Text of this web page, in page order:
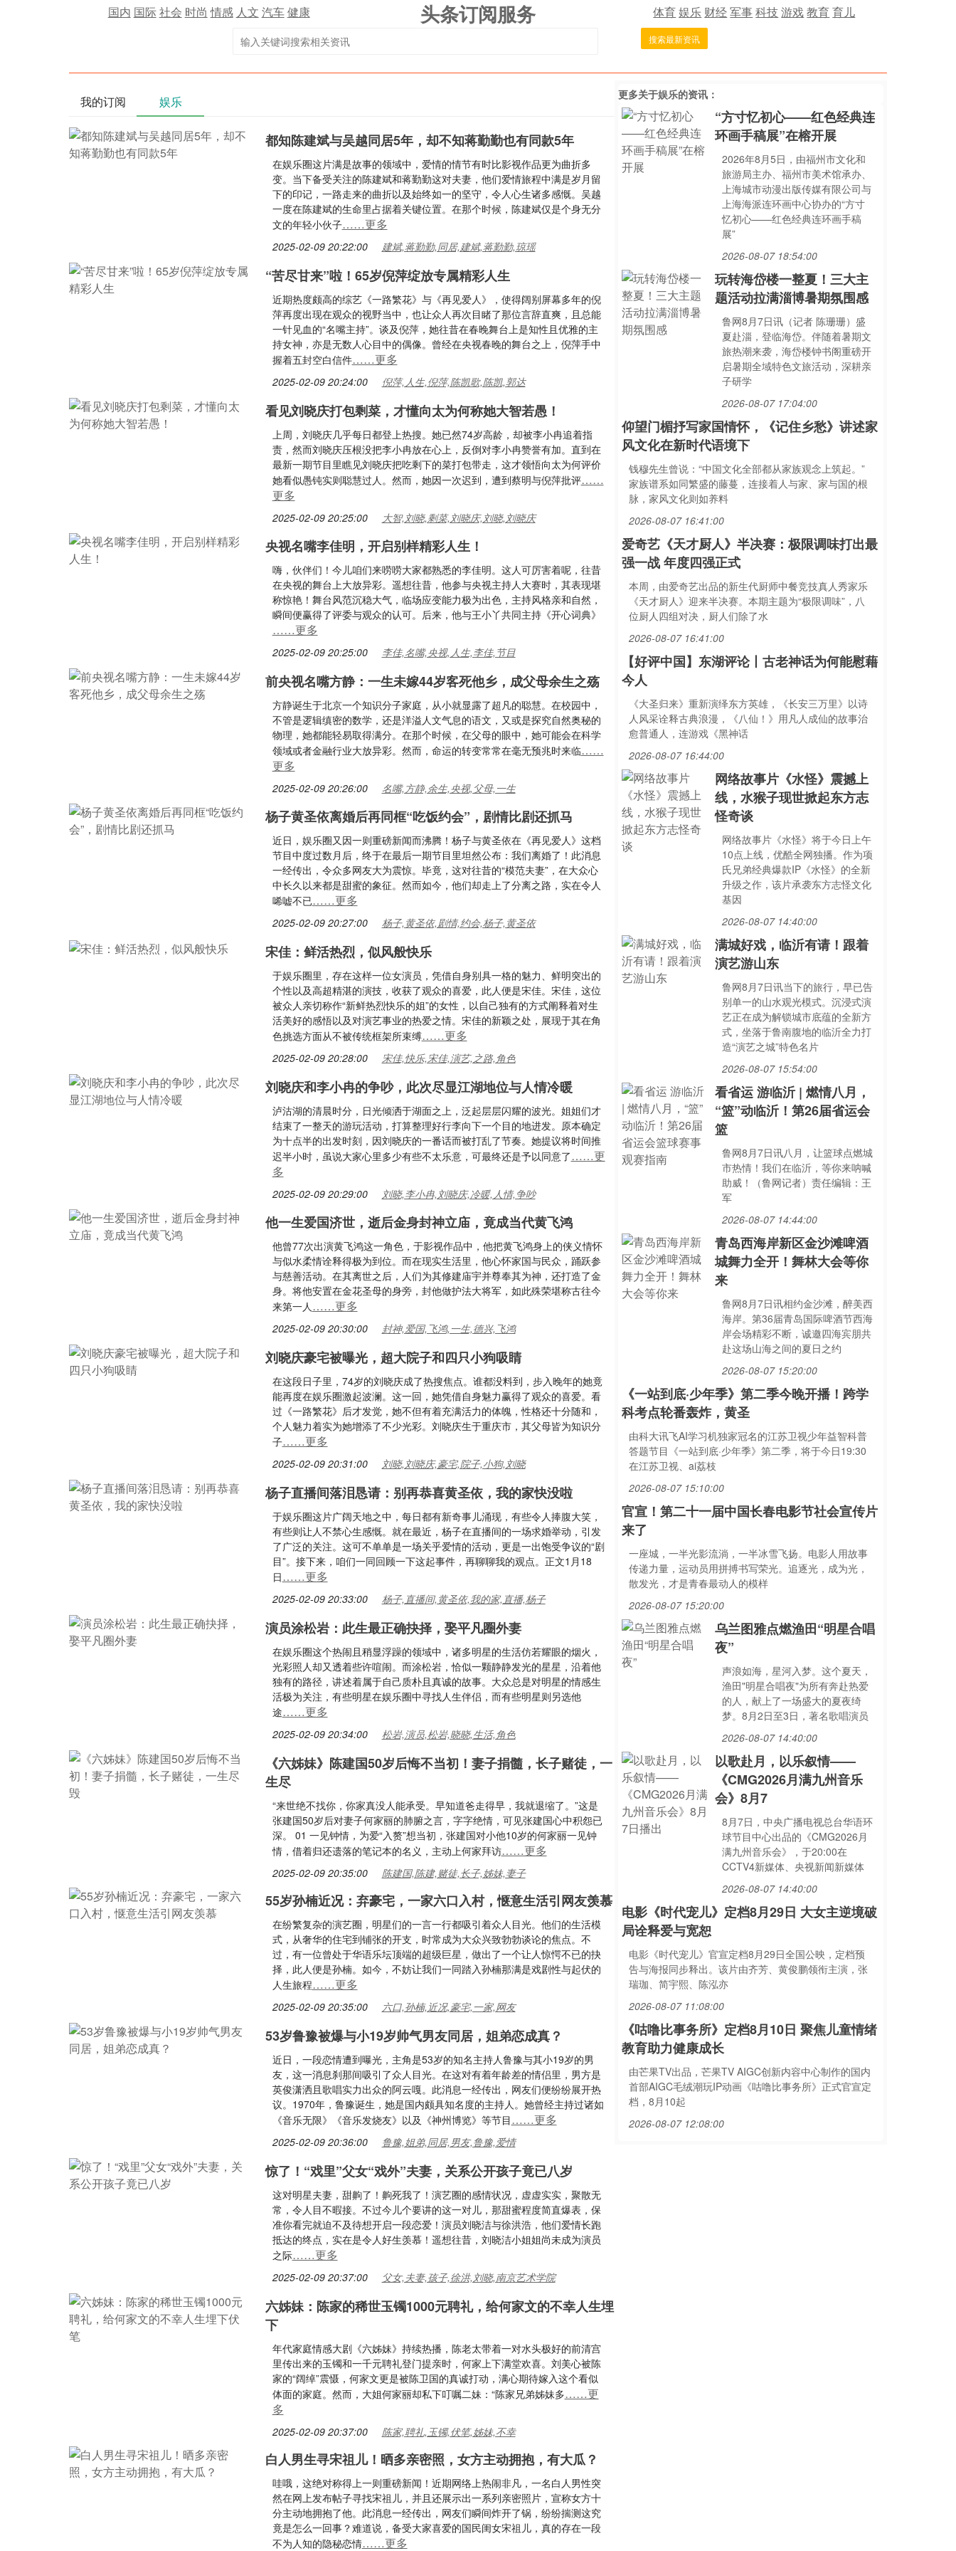
国内 国际社会 时尚 情感 人文 汽车健康 头条订阅服务 体育娱乐 财经军事科技游戏教育育儿
搜索最新资讯
我的订阅 娱乐
都知陈建斌与吴越同居5年，却不知蒋勤勤也有同款5年
在娱乐圈这片满是故事的领域中，爱情的情节有时比影视作品更为曲折多
变。当下备受关注的陈建斌和蒋勤勤这对夫妻，他们爱情旅程中满是岁月留
下的印记，一路走来的曲折以及始终如一的坚守，令人心生诸多感慨。吴越
一度在陈建斌的生命里占据着关键位置。在那个时候，陈建斌仅是个身无分
文的年轻小伙子……更多
2025-02-09 20:22:00 建斌,蒋勤勤,同居,建斌,蒋勤勤,琼瑶
“苦尽甘来”啦！65岁倪萍绽放专属精彩人生
近期热度颇高的综艺《一路繁花》与《再见爱人》，使得阔别屏幕多年的倪
萍再度出现在观众的视野当中，也让众人再次目睹了那位言辞直爽，且总能
一针见血的“名嘴主持”。谈及倪萍，她往昔在春晚舞台上是知性且优雅的主
持女神，亦是无数人心目中的偶像。曾经在央视春晚的舞台之上，倪萍手中
握着五封空白信件……更多
2025-02-09 20:24:00 倪萍,人生,倪萍,陈凯歌,陈凯,郭达
看见刘晓庆打包剩菜，才懂向太为何称她大智若愚！
上周，刘晓庆几乎每日都登上热搜。她已然74岁高龄，却被李小冉追着指
责，然而刘晓庆压根没把李小冉放在心上，反倒对李小冉赞誉有加。直到在
最新一期节目里瞧见刘晓庆把吃剩下的菜打包带走，这才领悟向太为何评价
她看似愚钝实则聪慧过人。然而，她因一次迟到，遭到蔡明与倪萍批评……
更多
2025-02-09 20:25:00 大智,刘晓,剩菜,刘晓庆,刘晓,刘晓庆
央视名嘴李佳明，开启别样精彩人生！
嗨，伙伴们！今儿咱们来唠唠大家都熟悉的李佳明。这人可厉害着呢，往昔
在央视的舞台上大放异彩。遥想往昔，他参与央视主持人大赛时，其表现堪
称惊艳！舞台风范沉稳大气，临场应变能力极为出色，主持风格亲和自然，
瞬间便赢得了评委与观众的认可。后来，他与王小丫共同主持《开心词典》
……更多
2025-02-09 20:25:00 李佳,名嘴,央视,人生,李佳,节目
前央视名嘴方静：一生未嫁44岁客死他乡，成父母余生之殇
方静诞生于北京一个知识分子家庭，从小就显露了超凡的聪慧。在校园中，
不管是逻辑缜密的数学，还是洋溢人文气息的语文，又或是探究自然奥秘的
物理，她都能轻易取得满分。在那个时候，在父母的眼中，她可能会在科学
领域或者金融行业大放异彩。然而，命运的转变常常在毫无预兆时来临……
更多
2025-02-09 20:26:00 名嘴,方静,余生,央视,父母,一生
杨子黄圣依离婚后再同框“吃饭约会”，剧情比剧还抓马
近日，娱乐圈又因一则重磅新闻而沸腾！杨子与黄圣依在《再见爱人》这档
节目中度过数月后，终于在最后一期节目里坦然公布：我们离婚了！此消息
一经传出，令众多网友大为震惊。毕竟，这对往昔的“模范夫妻”，在大众心
中长久以来都是甜蜜的象征。然而如今，他们却走上了分离之路，实在令人
唏嘘不已……更多
2025-02-09 20:27:00 杨子,黄圣依,剧情,约会,杨子,黄圣依
宋佳：鲜活热烈，似风般快乐
于娱乐圈里，存在这样一位女演员，凭借自身别具一格的魅力、鲜明突出的
个性以及高超精湛的演技，收获了观众的喜爱，此人便是宋佳。宋佳，这位
被众人亲切称作“新鲜热烈快乐的姐”的女性，以自己独有的方式阐释着对生
活美好的感悟以及对演艺事业的热爱之情。宋佳的新颖之处，展现于其在角
色挑选方面从不被传统框架所束缚……更多
2025-02-09 20:28:00 宋佳,快乐,宋佳,演艺,之路,角色
刘晓庆和李小冉的争吵，此次尽显江湖地位与人情冷暖
泸沽湖的清晨时分，日光倾洒于湖面之上，泛起层层闪耀的波光。姐姐们才
结束了一整天的游玩活动，打算整理好行李向下一个目的地进发。原本确定
为十点半的出发时刻，因刘晓庆的一番话而被打乱了节奏。她提议将时间推
迟半小时，虽说大家心里多少有些不太乐意，可最终还是予以同意了……更
多
2025-02-09 20:29:00 刘晓,李小冉,刘晓庆,冷暖,人情,争吵
他一生爱国济世，逝后金身封神立庙，竟成当代黄飞鸿
他曾77次出演黄飞鸿这一角色，于影视作品中，他把黄飞鸿身上的侠义情怀
与似水柔情诠释得极为到位。而在现实生活里，他心怀家国与民众，踊跃参
与慈善活动。在其离世之后，人们为其修建庙宇并尊奉其为神，还打造了金
身。将他安置在金花圣母的身旁，封他做护法大将军，如此殊荣堪称古往今
来第一人……更多
2025-02-09 20:30:00 封神,爱国,飞鸿,一生,德兴,飞鸿
刘晓庆豪宅被曝光，超大院子和四只小狗吸睛
在这段日子里，74岁的刘晓庆成了热搜焦点。谁都没料到，步入晚年的她竟
能再度在娱乐圈激起波澜。这一回，她凭借自身魅力赢得了观众的喜爱。看
过《一路繁花》后才发觉，她不但有着充满活力的体魄，性格还十分随和，
个人魅力着实为她增添了不少光彩。刘晓庆生于重庆市，其父母皆为知识分
子……更多
2025-02-09 20:31:00 刘晓,刘晓庆,豪宅,院子,小狗,刘晓
杨子直播间落泪恳请：别再恭喜黄圣依，我的家快没啦
于娱乐圈这片广阔天地之中，每日都有新奇事儿涌现，有些令人捧腹大笑，
有些则让人不禁心生感慨。就在最近，杨子在直播间的一场求婚举动，引发
了广泛的关注。这可不单单是一场关乎爱情的活动，更是一出饱受争议的“剧
目”。接下来，咱们一同回顾一下这起事件，再聊聊我的观点。正文1月18
日……更多
2025-02-09 20:33:00 杨子,直播间,黄圣依,我的家,直播,杨子
演员涂松岩：此生最正确抉择，娶平凡圈外妻
在娱乐圈这个热闹且稍显浮躁的领域中，诸多明星的生活仿若耀眼的烟火，
光彩照人却又透着些许喧闹。而涂松岩，恰似一颗静静发光的星星，沿着他
独有的路径，讲述着属于自己质朴且真诚的故事。大众总是对明星的情感生
活极为关注，有些明星在娱乐圈中寻找人生伴侣，而有些明星则另选他
途……更多
2025-02-09 20:34:00 松岩,演员,松岩,晓晓,生活,角色
《六姊妹》陈建国50岁后悔不当初！妻子捐髓，长子赌徒，一
生尽
“来世绝不找你，你家真没人能承受。早知道爸走得早，我就退缩了。”这是
张建国50岁后对妻子何家丽的肺腑之言，字字绝情，可见张建国心中积怨已
深。 01 一见钟情，为爱“入赘”想当初，张建国对小他10岁的何家丽一见钟
情，借着归还遗落的笔记本的名义，主动上何家拜访……更多
2025-02-09 20:35:00 陈建国,陈建,赌徒,长子,姊妹,妻子
55岁孙楠近况：弃豪宅，一家六口入村，惬意生活引网友羡慕
在纷繁复杂的演艺圈，明星们的一言一行都吸引着众人目光。他们的生活模
式，从奢华的住宅到铺张的开支，时常成为大众兴致勃勃谈论的焦点。不
过，有一位曾处于华语乐坛顶端的超级巨星，做出了一个让人惊愕不已的抉
择，此人便是孙楠。如今，不妨让我们一同踏入孙楠那满是戏剧性与起伏的
人生旅程……更多
2025-02-09 20:35:00 六口,孙楠,近况,豪宅,一家,网友
53岁鲁豫被爆与小19岁帅气男友同居，姐弟恋成真？
近日，一段恋情遭到曝光，主角是53岁的知名主持人鲁豫与其小19岁的男
友，这一消息刹那间吸引了众人目光。在这对有着年龄差的情侣里，男方是
英俊潇洒且歌唱实力出众的阿云嘎。此消息一经传出，网友们便纷纷展开热
议。1970年，鲁豫诞生，她是国内颇具知名度的主持人。她曾经主持过诸如
《音乐无限》《音乐发烧友》以及《神州博览》等节目……更多
2025-02-09 20:36:00 鲁豫,姐弟,同居,男友,鲁豫,爱情
惊了！“戏里”父女“戏外”夫妻，关系公开孩子竟已八岁
这对明星夫妻，甜齁了！齁死我了！演艺圈的感情状况，虚虚实实，聚散无
常，令人目不暇接。不过今儿个要讲的这一对儿，那甜蜜程度简直爆表，保
准你看完就迫不及待想开启一段恋爱！演员刘晓洁与徐洪浩，他们爱情长跑
抵达的终点，实在是令人好生羡慕！遥想往昔，刘晓洁小姐姐尚未成为演员
之际……更多
2025-02-09 20:37:00 父女,夫妻,孩子,徐洪,刘晓,南京艺术学院
六姊妹：陈家的稀世玉镯1000元聘礼，给何家文的不幸人生埋
下
年代家庭情感大剧《六姊妹》持续热播，陈老太带着一对水头极好的前清宫
里传出来的玉镯和一千元聘礼登门提亲时，何家上下满堂欢喜。刘美心被陈
家的“阔绰”震慑，何家文更是被陈卫国的真诚打动，满心期待嫁入这个看似
体面的家庭。然而，大姐何家丽却私下叮嘱二妹：“陈家兄弟姊妹多……更
多
2025-02-09 20:37:00 陈家,聘礼,玉镯,伏笔,姊妹,不幸
白人男生寻宋祖儿！晒多亲密照，女方主动拥抱，有大瓜？
哇哦，这绝对称得上一则重磅新闻！近期网络上热闹非凡，一名白人男性突
然在网上发布帖子寻找宋祖儿，并且还展示出一系列亲密照片，宣称女方十
分主动地拥抱了他。此消息一经传出，网友们瞬间炸开了锅，纷纷揣测这究
竟是怎么一回事？难道说，备受大家喜爱的国民闺女宋祖儿，真的存在一段
不为人知的隐秘恋情……更多
更多关于娱乐的资讯：
“方寸忆初心——红色经典连
环画手稿展”在榕开展
2026年8月5日，由福州市文化和
旅游局主办、福州市美术馆承办、
上海城市动漫出版传媒有限公司与
上海海派连环画中心协办的“方寸
忆初心——红色经典连环画手稿
展”
2026-08-07 18:54:00
玩转海岱楼一整夏！三大主
题活动拉满淄博暑期氛围感
鲁网8月7日讯（记者 陈珊珊）盛
夏赴淄，登临海岱。伴随着暑期文
旅热潮来袭，海岱楼钟书阁重磅开
启暑期全域特色文旅活动，深耕亲
子研学
2026-08-07 17:04:00
仰望门楣抒写家国情怀，《记住乡愁》讲述家
风文化在新时代语境下
钱穆先生曾说：“中国文化全部都从家族观念上筑起。”
家族谱系如同繁盛的藤蔓，连接着人与家、家与国的根
脉，家风文化则如养料
2026-08-07 16:41:00
爱奇艺《天才厨人》半决赛：极限调味打出最
强一战 年度四强正式
本周，由爱奇艺出品的新生代厨师中餐竞技真人秀家乐
《天才厨人》迎来半决赛。本期主题为“极限调味”，八
位厨人四组对决，厨人们除了水
2026-08-07 16:41:00
【好评中国】东湖评论丨古老神话为何能慰藉
今人
《大圣归来》重新演绎东方英雄，《长安三万里》以诗
人风采诠释古典浪漫，《八仙！》用凡人成仙的故事治
愈普通人，连游戏《黑神话
2026-08-07 16:44:00
网络故事片《水怪》震撼上
线，水猴子现世掀起东方志
怪奇谈
网络故事片《水怪》将于今日上午
10点上线，优酷全网独播。作为项
氏兄弟经典爆款IP《水怪》的全新
升级之作，该片承袭东方志怪文化
基因
2026-08-07 14:40:00
满城好戏，临沂有请！跟着
演艺游山东
鲁网8月7日讯当下的旅行，早已告
别单一的山水观光模式。沉浸式演
艺正在成为解锁城市底蕴的全新方
式，坐落于鲁南腹地的临沂全力打
造“演艺之城”特色名片
2026-08-07 15:54:00
看省运 游临沂 | 燃情八月，
“篮”动临沂！第26届省运会
篮
鲁网8月7日讯八月，让篮球点燃城
市热情！我们在临沂，等你来呐喊
助威！（鲁网记者）责任编辑：王
军
2026-08-07 14:44:00
青岛西海岸新区金沙滩啤酒
城舞力全开！舞林大会等你
来
鲁网8月7日讯相约金沙滩，醉美西
海岸。第36届青岛国际啤酒节西海
岸会场精彩不断，诚邀四海宾朋共
赴这场山海之间的夏日之约
2026-08-07 15:20:00
《一站到底·少年季》第二季今晚开播！跨学
科考点轮番轰炸，黄圣
由科大讯飞AI学习机独家冠名的江苏卫视少年益智科普
答题节目《一站到底·少年季》第二季，将于今日19:30
在江苏卫视、ai荔枝
2026-08-07 15:10:00
官宣！第二十一届中国长春电影节社会宣传片
来了
一座城，一半光影流淌，一半冰雪飞扬。电影人用故事
传递力量，运动员用拼搏书写荣光。追逐光，成为光，
散发光，才是青春最动人的模样
2026-08-07 15:20:00
乌兰图雅点燃渔田“明星合唱
夜”
声浪如海，星河入梦。这个夏天，
渔田"明星合唱夜"为所有奔赴热爱
的人，献上了一场盛大的夏夜绮
梦。8月2日至3日，著名歌唱演员
2026-08-07 14:40:00
以歌赴月，以乐叙情——
《CMG2026月满九州音乐
会》8月7
8月7日，中央广播电视总台华语环
球节目中心出品的《CMG2026月
满九州音乐会》，于20:00在
CCTV4新媒体、央视新闻新媒体
2026-08-07 14:40:00
电影《时代宠儿》定档8月29日 大女主逆境破
局诠释爱与宽恕
电影《时代宠儿》官宣定档8月29日全国公映，定档预
告与海报同步释出。该片由齐芳、黄俊鹏领衔主演，张
瑞珈、简宇熙、陈泓亦
2026-08-07 11:08:00
《咕噜比事务所》定档8月10日 聚焦儿童情绪
教育助力健康成长
由芒果TV出品，芒果TV AIGC创新内容中心制作的国内
首部AIGC毛绒潮玩IP动画《咕噜比事务所》正式官宣定
档，8月10起
2026-08-07 12:08:00